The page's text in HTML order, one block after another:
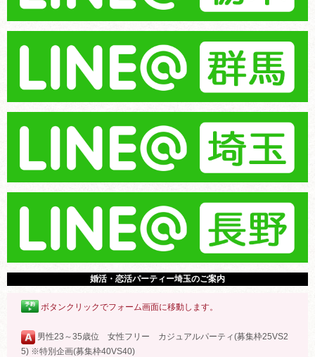
婚活・恋活パーティー埼玉のご案内
ボタンクリックでフォーム画面に移動します。
男性23～35歳位 女性フリー カジュアルパーティ(募集枠25VS2
5) ※特別企画(募集枠40VS40)